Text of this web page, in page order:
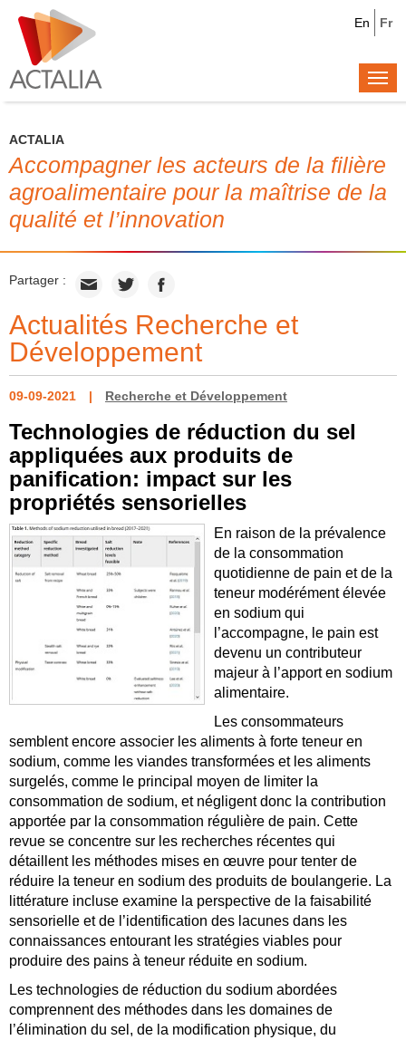
Fr
En
ACTALIA
Accompagner les acteurs de la filière
agroalimentaire pour la maîtrise de la
qualité et l’innovation
Partager :
Actualités Recherche et
Développement
09-09-2021 Recherche et Développement
Technologies de réduction du sel
appliquées aux produits de
panification: impact sur les
propriétés sensorielles
En raison de la prévalence
de la consommation
quotidienne de pain et de la
teneur modérément élevée
en sodium qui
l’accompagne, le pain est
devenu un contributeur
majeur à l’apport en sodium
alimentaire.
Les consommateurs
semblent encore associer les aliments à forte teneur en
sodium, comme les viandes transformées et les aliments
surgelés, comme le principal moyen de limiter la
consommation de sodium, et négligent donc la contribution
apportée par la consommation régulière de pain. Cette
revue se concentre sur les recherches récentes qui
détaillent les méthodes mises en œuvre pour tenter de
réduire la teneur en sodium des produits de boulangerie. La
littérature incluse examine la perspective de la faisabilité
sensorielle et de l’identification des lacunes dans les
connaissances entourant les stratégies viables pour
produire des pains à teneur réduite en sodium.
Les technologies de réduction du sodium abordées
comprennent des méthodes dans les domaines de
l’élimination du sel, de la modification physique, du